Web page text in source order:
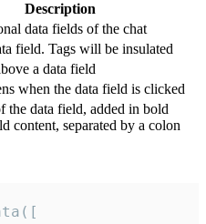
Description
data fields of the chat
field. Tags will be insulated
a data field
when the data field is clicked
the data field, added in bold
content, separated by a colon